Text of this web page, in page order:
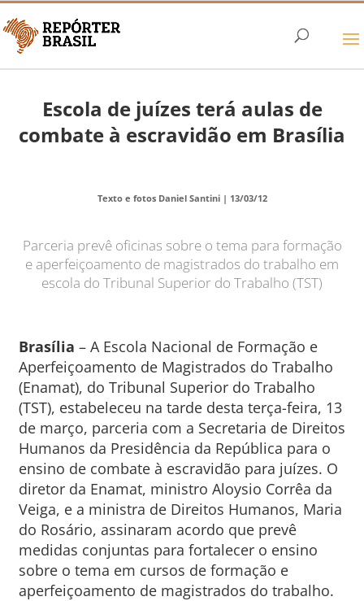
Escola de juízes terá aulas de
combate à escravidão em Brasília
Texto e fotos Daniel Santini | 13/03/12
Parceria prevê oficinas sobre o tema para formação
e aperfeiçoamento de magistrados do trabalho em
escola do Tribunal Superior do Trabalho (TST)
Brasília – A Escola Nacional de Formação e
Aperfeiçoamento de Magistrados do Trabalho
(Enamat), do Tribunal Superior do Trabalho
(TST), estabeleceu na tarde desta terça-feira, 13
de março, parceria com a Secretaria de Direitos
Humanos da Presidência da República para o
ensino de combate à escravidão para juízes. O
diretor da Enamat, ministro Aloysio Corrêa da
Veiga, e a ministra de Direitos Humanos, Maria
do Rosário, assinaram acordo que prevê
medidas conjuntas para fortalecer o ensino
sobre o tema em cursos de formação e
aperfeiçoamento de magistrados do trabalho.